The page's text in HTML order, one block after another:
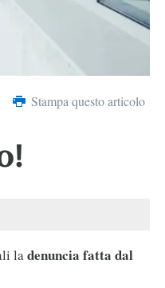
Stampa questo articolo
ladenuncia fatta dal